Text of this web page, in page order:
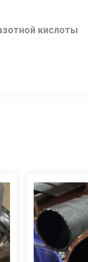
кислоты